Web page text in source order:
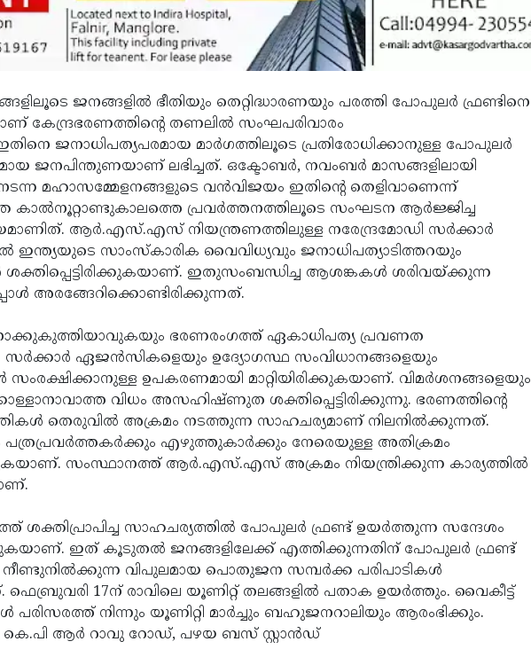
ജനങ്ങളില്‍ ഭീതിയും തെറ്റിദ്ധാരണയും പരത്തി പോപുലര്‍ ഫ്രണ്ടിനെ
കേന്ദ്രഭരണത്തിന്റെ തണലില്‍ സംഘപരിവാരം
ജനാധിപത്യപരമായ മാര്‍ഗത്തിലൂടെ പ്രതിരോധിക്കാനുള്ള പോപുലര്‍
ജനപിന്തുണയാണ് ലഭിച്ചത്. ഒക്ടോബര്‍, നവംബര്‍ മാസങ്ങളിലായി
മഹാസമ്മേളനങ്ങളുടെ വന്‍വിജയം ഇതിന്റെ തെളിവാണെന്ന്
പ്രവര്‍ത്തനത്തിലൂടെ സംഘടന ആര്‍ജ്ജിച്ച
ആര്‍.എസ്.എസ് നിയന്ത്രണത്തിലുള്ള നരേന്ദ്രമോഡി സര്‍ക്കാര്‍
ഇന്ത്യയുടെ സാംസ്‌കാരിക വൈവിധ്യവും ജനാധിപത്യാടിത്തറയും
ശക്തിപ്പെട്ടിരിക്കുകയാണ്. ഇതുസംബന്ധിച്ച ആശങ്കകള്‍ ശരിവയ്ക്കുന്ന
അരങ്ങേറിക്കൊണ്ടിരിക്കുന്നത്.
നോക്കുകുത്തിയാവുകയും ഭരണരംഗത്ത് ഏകാധിപത്യ പ്രവണത
സര്‍ക്കാര്‍ ഏജന്‍സികളെയും ഉദ്യോഗസ്ഥ സംവിധാനങ്ങളെയും
സംരക്ഷിക്കാനുള്ള ഉപകരണമായി മാറ്റിയിരിക്കുകയാണ്. വിമര്‍ശനങ്ങളെയും
വിധം അസഹിഷ്ണുത ശക്തിപ്പെട്ടിരിക്കുന്നു. ഭരണത്തിന്റെ
തെരുവില്‍ അക്രമം നടത്തുന്ന സാഹചര്യമാണ് നിലനില്‍ക്കുന്നത്.
എഴുത്തുകാര്‍ക്കും നേരെയുള്ള അതിക്രമം
സംസ്ഥാനത്ത് ആര്‍.എസ്.എസ് അക്രമം നിയന്ത്രിക്കുന്ന കാര്യത്തില്‍
ശക്തിപ്രാപിച്ച സാഹചര്യത്തില്‍ പോപുലര്‍ ഫ്രണ്ട് ഉയര്‍ത്തുന്ന സന്ദേശം
ഇത് കൂടുതല്‍ ജനങ്ങളിലേക്ക് എത്തിക്കുന്നതിന് പോപുലര്‍ ഫ്രണ്ട്
വിപുലമായ പൊതുജന സമ്പര്‍ക്ക പരിപാടികള്‍
17ന് രാവിലെ യൂണിറ്റ് തലങ്ങളില്‍ പതാക ഉയര്‍ത്തും. വൈകീട്ട്
പരിസരത്ത് നിന്നും യൂണിറ്റി മാര്‍ച്ചും ബഹുജനറാലിയും ആരംഭിക്കും.
ആര്‍ റാവു റോഡ്, പഴയ ബസ് സ്റ്റാന്‍ഡ്